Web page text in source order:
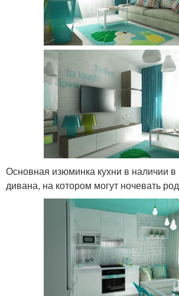
Основная изюминка кухни в наличии в
дивана, на котором могут ночевать